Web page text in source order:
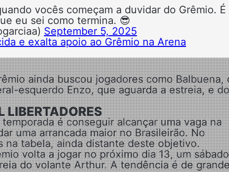
vocês começam a duvidar do Grêmio. É
eu sei como termina. 😎
September 5, 2025
e exalta apoio ao Grêmio na Arena
ainda buscou jogadores como Balbuena,
esquerdo Enzo, que aguarda a estreia, e do
LIBERTADORES
é conseguir alcançar uma vaga na
uma arrancada maior no Brasileirão. No
na tabela, ainda distante deste objetivo.
volta a jogar no próximo dia 13, um
do volante Arthur. A tendência é de